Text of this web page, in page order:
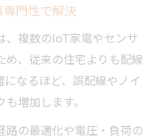
門性で解決
、複数のIoT家電やセンサ
、従来の住宅よりも配線
なるほど、誤配線やノイ
増加します。
路の最適化や電圧・負荷の